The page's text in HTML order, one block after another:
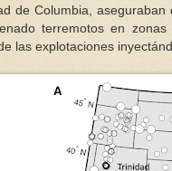
de Columbia,
terremotos en
las explotaciones